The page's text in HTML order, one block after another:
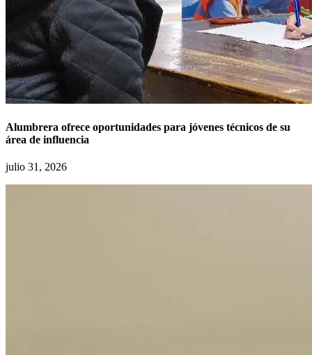
Alumbrera ofrece oportunidades para jóvenes técnicos de su
área de influencia
julio 31, 2026